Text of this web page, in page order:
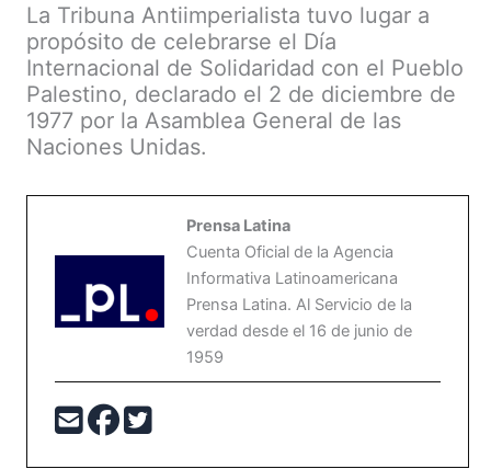
La Tribuna Antiimperialista tuvo lugar a
propósito de celebrarse el Día
Internacional de Solidaridad con el Pueblo
Palestino, declarado el 2 de diciembre de
1977 por la Asamblea General de las
Naciones Unidas.
Prensa Latina
Cuenta Oficial de la Agencia
Informativa Latinoamericana
Prensa Latina. Al Servicio de la
verdad desde el 16 de junio de
1959